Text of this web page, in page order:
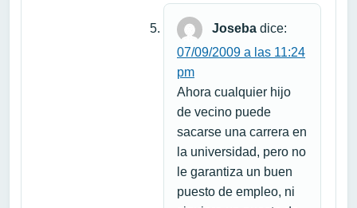
Joseba dice:
07/09/2009 a las 11:24
pm
Ahora cualquier hijo
de vecino puede
sacarse una carrera en
la universidad, pero no
le garantiza un buen
puesto de empleo, ni